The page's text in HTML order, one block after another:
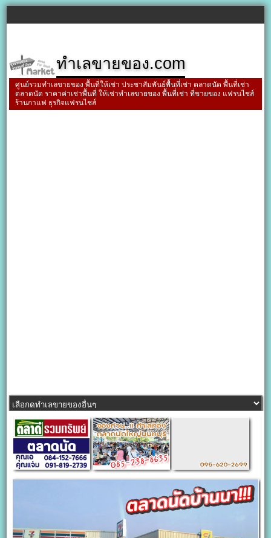
ทำเลขายของ.com
ศูนย์รวมทำเลขายของ พื้นที่ให้เช่า ประชาสัมพันธ์พื้นที่เช่า ตลาดนัด พื้นที่เช่า
ตลาดนัด ราคาค่าเช่าพื้นที่ ให้เช่าทำเลขายของ พื้นที่เช่า ที่ขายของ แฟรนไชส์
ร้านกาแฟ ธุรกิจแฟรนไชส์